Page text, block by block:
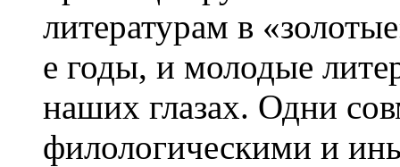
литературам в
е годы, и молодые
наших глазах. Одни
филологическими и